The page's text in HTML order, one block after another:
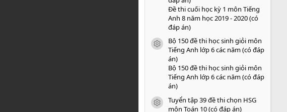
Đề thi cuối học kỳ 1 môn Tiếng
Anh 8 năm học 2019 - 2020 (có
đáp án)
icon tài liệu
Bộ 150 đề thi học sinh giỏi môn
Tiếng Anh lớp 6 các năm (có đáp
án)
Bộ 150 đề thi học sinh giỏi môn
Tiếng Anh lớp 6 các năm (có đáp
án)
icon tài liệu
Tuyển tập 39 đề thi chọn HSG
môn Toán 10 (có đáp án)